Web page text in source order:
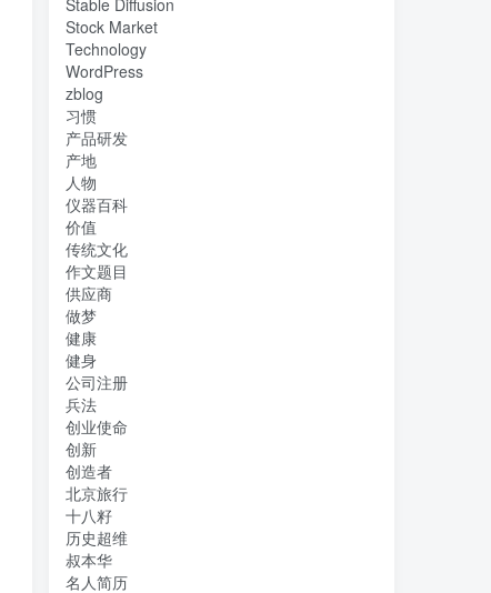
Stable Diffusion
Stock Market
Technology
WordPress
zblog
习惯
产品研发
产地
人物
仪器百科
价值
传统文化
作文题目
供应商
做梦
健康
健身
公司注册
兵法
创业使命
创新
创造者
北京旅行
十八籽
历史超维
叔本华
名人简历